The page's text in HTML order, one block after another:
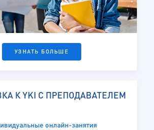
УЗНАТЬ БОЛЬШЕ
К YKI С ПРЕПОДАВАТЕЛЕМ
онлайн-занятия